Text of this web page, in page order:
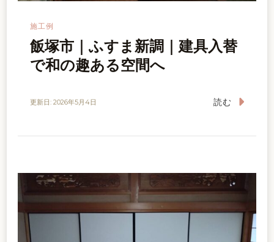
施工例
飯塚市｜ふすま新調｜建具入替
で和の趣ある空間へ
更新日: 2026年5月4日 読む